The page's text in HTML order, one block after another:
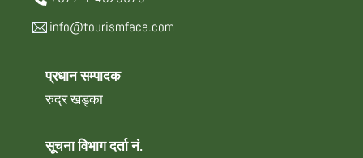
info@tourismface.com
प्रधान सम्पादक
रुद्र खड्का
सूचना विभाग दर्ता नं.